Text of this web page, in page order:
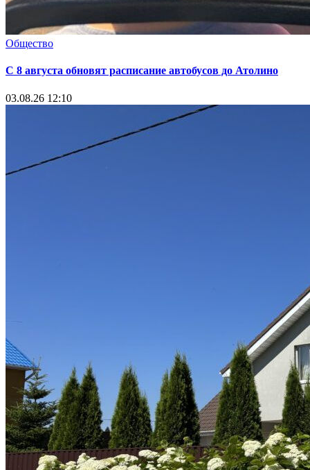
Общество
С 8 августа обновят расписание автобусов до Атолино
03.08.26 12:10